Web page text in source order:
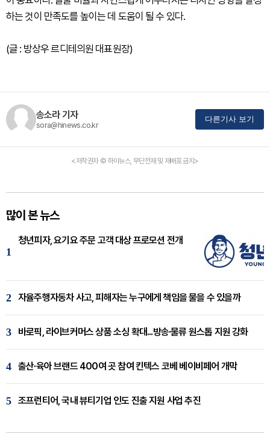
하는 것이 만족도를 높이는 데 도움이 될 수 있다.
(글 : 방상우 르디테의원 대표원장)
송소라 기자
sora@hinews.co.kr
다른기사 보기
<저작권자 © 하이뉴스, 무단전재 및 재배포 금지>
많이 본 뉴스
1
청년피자, 요기요 주문 고객 대상 프로모션 전개
2 자율주행자동차 사고, 피해자는 누구에게 책임을 물을 수 있을까
3 바로픽, 라이브커머스 상품 소싱 확대...방송·물류 원스톱 지원 강화
4 출산·육아 브랜드 400여 곳 참여 킨텍스 코베 베이비페어 개막
5 조프런티어, 국내 뷰티기업 인도 진출 지원 사업 추진